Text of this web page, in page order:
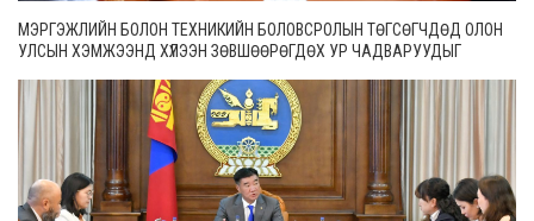
МЭРГЭЖЛИЙН БОЛОН ТЕХНИКИЙН БОЛОВСРОЛЫН ТӨГСӨГЧДӨД ОЛОН
УЛСЫН ХЭМЖЭЭНД ХҮЛЭЭН ЗӨВШӨӨРӨГДӨХ УР ЧАДВАРУУДЫГ